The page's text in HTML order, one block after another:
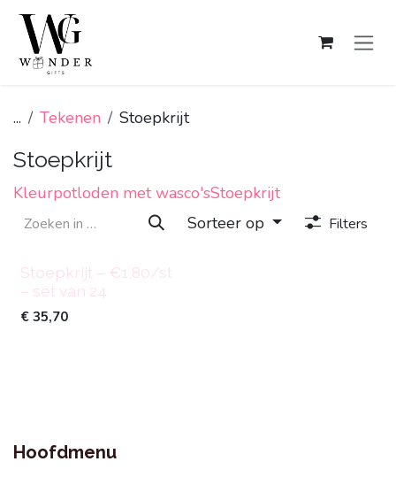
Overslaan naar inhoud
... Tekenen Stoepkrijt
Stoepkrijt
Kleurpotloden met wasco'sStoepkrijt
Sorteer op
Filters
Stoepkrijt – €1,80/st
– set van 24
€ 35,70
Hoofdmenu